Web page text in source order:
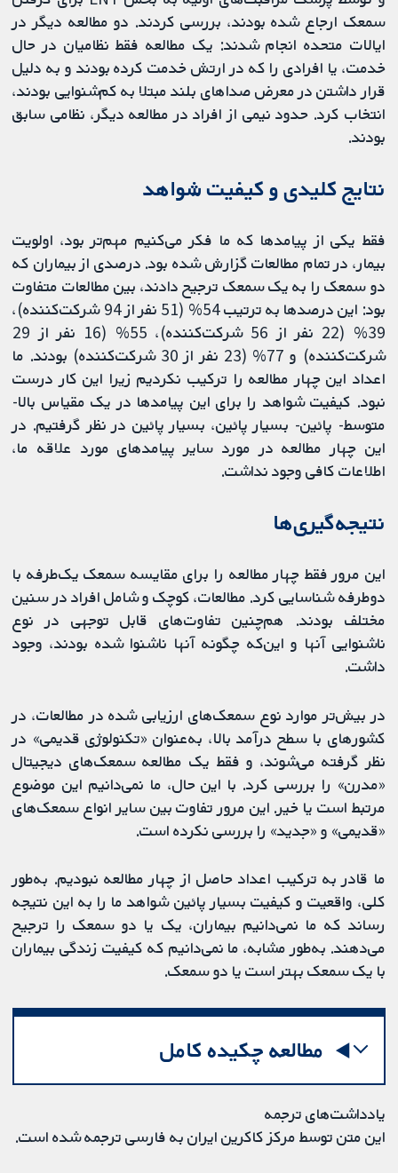
سمعک ارجاع شده بودند، بررسی کردند. دو مطالعه دیگر در
ایالات متحده انجام شدند: یک مطالعه فقط نظامیان در حال
خدمت، یا افرادی را که در ارتش خدمت کرده بودند و به دلیل
قرار داشتن در معرض صداهای بلند مبتلا به کم‌شنوایی بودند،
انتخاب‌ کرد. حدود نیمی از افراد در مطالعه دیگر، نظامی سابق
بودند.
نتایج کلیدی و کیفیت شواهد
فقط یکی از پیامدها که ما فکر می‌کنیم مهم‌تر بود، اولویت
بیمار، در تمام مطالعات گزارش شده بود. درصدی از بیماران که
دو سمعک‌ را به یک سمعک ترجیح دادند، بین مطالعات متفاوت
بود: این درصدها به ترتیب 54% (51 نفر از 94 شرکت‌کننده)،
39% (22 نفر از 56 شرکت‌کننده)، 55% (16 نفر از 29
شرکت‌کننده) و 77% (23 نفر از 30 شرکت‌کننده) بودند. ما
اعداد این چهار مطالعه را ترکیب نکردیم زیرا این کار درست
نبود. کیفیت شواهد را برای این پیامدها در یک مقیاس بالا-
متوسط- پائین- بسیار پائین، بسیار پائین در نظر گرفتیم. در
این چهار مطالعه در مورد سایر پیامدهای مورد علاقه ما،
اطلاعات کافی وجود نداشت.
نتیجه‌گیری‌ها
این مرور فقط چهار مطالعه را برای مقایسه سمعک یک‌طرفه با
دوطرفه شناسایی کرد. مطالعات، کوچک و شامل افراد در سنین
مختلف بودند. هم‌چنین تفاوت‌های قابل توجهی در نوع
ناشنوایی آنها و این‌که چگونه آنها ناشنوا شده بودند، وجود
داشت.
در بیش‌تر موارد نوع سمعک‌های ارزیابی شده در مطالعات، در
کشورهای با سطح درآمد بالا، به‌عنوان «تکنولوژی قدیمی» در
نظر گرفته می‌شوند، و فقط یک مطالعه سمعک‌های دیجیتال
«مدرن» را بررسی کرد. با این حال، ما نمی‌دانیم این موضوع
مرتبط است یا خیر. این مرور تفاوت‌ بین سایر انواع سمعک‌های
«قدیمی» و «جدید» را بررسی نکرده است.
ما قادر به ترکیب اعداد حاصل از چهار مطالعه نبودیم. به‌طور
کلی، واقعیت و کیفیت بسیار پائین شواهد ما را به این نتیجه
رساند که ما نمی‌دانیم بیماران، یک یا دو سمعک را ترجیح
می‌دهند. به‌طور مشابه، ما نمی‌دانیم که کیفیت زندگی بیماران
با یک سمعک بهتر است یا دو سمعک.
مطالعه چکیده کامل
یادداشت‌های ترجمه
این متن توسط مرکز کاکرین ایران به فارسی ترجمه شده است.